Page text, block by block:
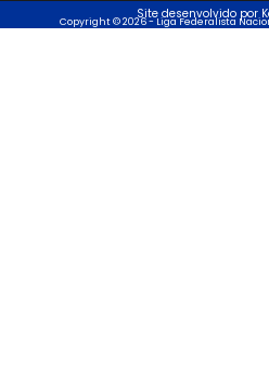
Copyright © 2026 - Liga Federalista
Site desenvolvido por